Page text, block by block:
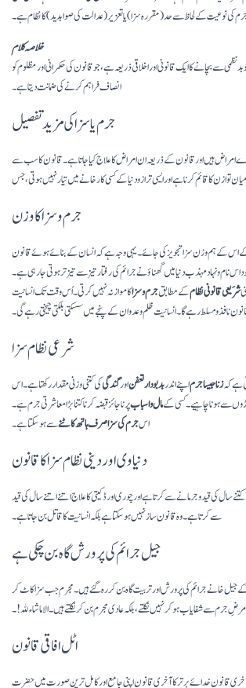
کی نوعیت کے لحاظ سے حد (مقررہ سزا) یا تعزیر (عدالت کی صوابدید) کا نظام ہے۔
خلاصہ کلام
سے بچانے کا ایک قانونی اور اخلاقی ذریعہ ہے، جو قانون کی حکمرانی اور مظلوم کو
انصاف فراہم کرنے کی ضمانت دیتا ہے۔
جرم یا سزا کی مزید تفصیل
ہیں اور قانون کے ذریعہ ان امراض کا علاج کیا جاتا ہے۔ قانون کا سب سے
توازن کا قائم کرنا ہے اور ایسی ترازو دنیا کے کسی کارخانے میں تیار نہیں ہوتی، جس
جرم و سزا کا وزن
اس کے ہم وزن سزا تجویز کی جائے۔ یہی وجہ ہے کہ انسان کے بنائے ہوئے قانون
اس نام و نہاد مہذب دنیا میں گھناؤ نے جرائم کی رفتار تیز سے تیز تر ہوتی جارہی ہے۔
شرَیعیقانونی نظامکے مطابقجرم و سزاکا موازنہ نہیں کرتی۔ اُس وقت تک انسانیت
نافذ و مسلط رہے گا۔ انسانیت ظلم وعدوان کے پنجے میں سسکتی بلکتی چیختی رہے گی۔
شرعی نظام سزا
ہے کہزنا جیسا جرماپنے اندربدبودار تعفناورگندگیکی کتنی وزنی مقدار رکھتا ہے۔ اس
سے ہونا چاہیے۔ کسی کےمال و اسبابپر ناجائز قبضہ کرنا کتنا بڑا معاشرتی جرم ہے۔
اسجرم کی سزا صرف ہاتھ کاٹنےسے ہوسکتا ہے۔
دنیاوی اور دینی نظام سزا کا قانون
سال کی قید و جرمانے سے کرتا ہے اور چوری اور ڈکیتی کا علاج اتنے اتنےسال کی قید
سے کرتا ہے۔ وہ قانون ساز نہیں ہوسکتا ہے بلکہ انسانیت کا قاتل بن جاتا ہے۔
جیل جرائم کی پرورش گاہ بن چکی ہے
خانے جرائم کی پرورش اور تربیت گاہ بن کر رہ گئے ہیں۔ مجرم جب سزا کاٹ کر
جرم سے شفایاب ہوکر نہیں نکلتے، بلکہ عادی مجرم بن کر نکلتے ہیں۔ الا ما شاء ﷲ! ۔
اٹل افاقی قانون
آخری قانون خدائے برتر کا آخری قانون اپنی جامع اور کامل ترین صورت میں حضرت